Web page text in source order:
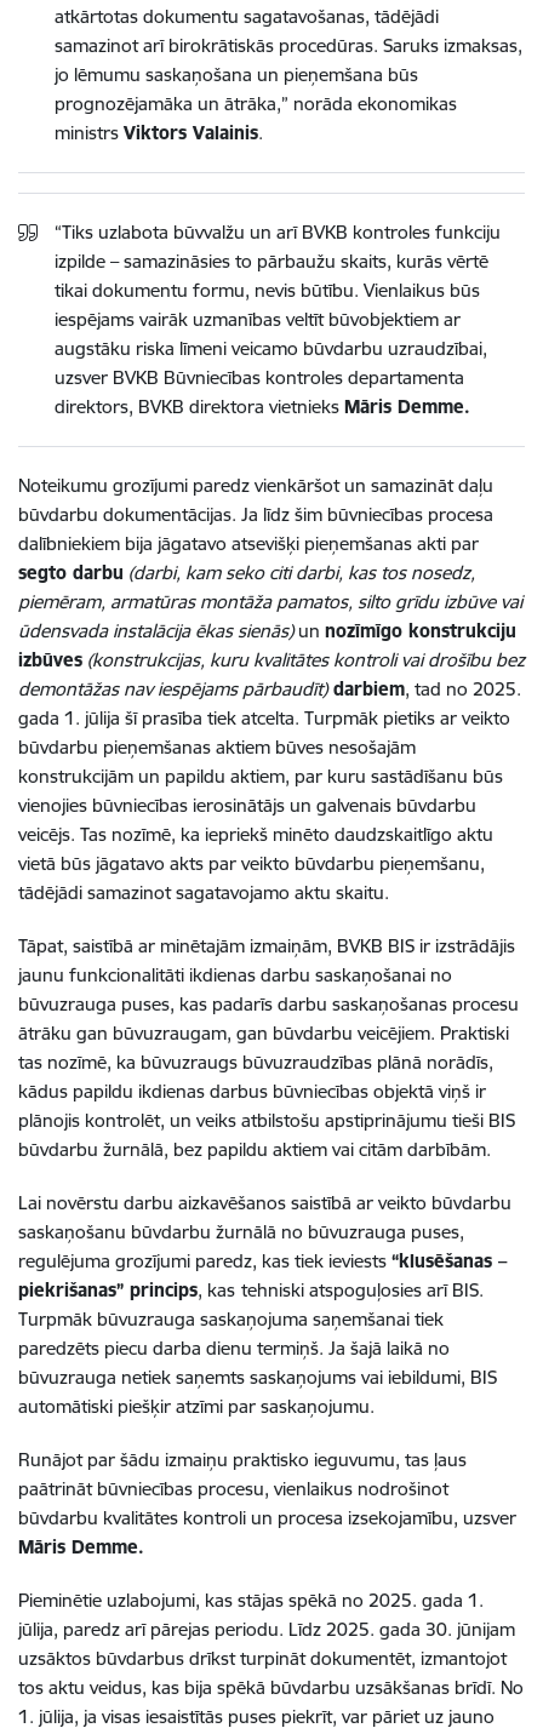
atkārtotas dokumentu sagatavošanas, tādējādi
samazinot arī birokrātiskās procedūras. Saruks izmaksas,
jo lēmumu saskaņošana un pieņemšana būs
prognozējamāka un ātrāka,” norāda ekonomikas
ministrs Viktors Valainis.
“Tiks uzlabota būvvalžu un arī BVKB kontroles funkciju
izpilde – samazināsies to pārbaužu skaits, kurās vērtē
tikai dokumentu formu, nevis būtību. Vienlaikus būs
iespējams vairāk uzmanības veltīt būvobjektiem ar
augstāku riska līmeni veicamo būvdarbu uzraudzībai,
uzsver BVKB Būvniecības kontroles departamenta
direktors, BVKB direktora vietnieks Māris Demme.
Noteikumu grozījumi paredz vienkāršot un samazināt daļu
būvdarbu dokumentācijas. Ja līdz šim būvniecības procesa
dalībniekiem bija jāgatavo atsevišķi pieņemšanas akti par
segto darbu (darbi, kam seko citi darbi, kas tos nosedz,
piemēram, armatūras montāža pamatos, silto grīdu izbūve vai
ūdensvada instalācija ēkas sienās)un nozīmīgo konstrukciju
izbūves (konstrukcijas, kuru kvalitātes kontroli vai drošību bez
demontāžas nav iespējams pārbaudīt) darbiem, tad no 2025.
gada 1. jūlija šī prasība tiek atcelta. Turpmāk pietiks ar veikto
būvdarbu pieņemšanas aktiem būves nesošajām
konstrukcijām un papildu aktiem, par kuru sastādīšanu būs
vienojies būvniecības ierosinātājs un galvenais būvdarbu
veicējs. Tas nozīmē, ka iepriekš minēto daudzskaitlīgo aktu
vietā būs jāgatavo akts par veikto būvdarbu pieņemšanu,
tādējādi samazinot sagatavojamo aktu skaitu.
Tāpat, saistībā ar minētajām izmaiņām, BVKB BIS ir izstrādājis
jaunu funkcionalitāti ikdienas darbu saskaņošanai no
būvuzrauga puses, kas padarīs darbu saskaņošanas procesu
ātrāku gan būvuzraugam, gan būvdarbu veicējiem. Praktiski
tas nozīmē, ka būvuzraugs būvuzraudzības plānā norādīs,
kādus papildu ikdienas darbus būvniecības objektā viņš ir
plānojis kontrolēt, un veiks atbilstošu apstiprinājumu tieši BIS
būvdarbu žurnālā, bez papildu aktiem vai citām darbībām.
Lai novērstu darbu aizkavēšanos saistībā ar veikto būvdarbu
saskaņošanu būvdarbu žurnālā no būvuzrauga puses,
regulējuma grozījumi paredz, kas tiek ieviests “klusēšanas –
piekrišanas” princips, kas tehniski atspoguļosies arī BIS.
Turpmāk būvuzrauga saskaņojuma saņemšanai tiek
paredzēts piecu darba dienu termiņš. Ja šajā laikā no
būvuzrauga netiek saņemts saskaņojums vai iebildumi, BIS
automātiski piešķir atzīmi par saskaņojumu.
Runājot par šādu izmaiņu praktisko ieguvumu, tas ļaus
paātrināt būvniecības procesu, vienlaikus nodrošinot
būvdarbu kvalitātes kontroli un procesa izsekojamību, uzsver
Māris Demme.
Pieminētie uzlabojumi, kas stājas spēkā no 2025. gada 1.
jūlija, paredz arī pārejas periodu. Līdz 2025. gada 30. jūnijam
uzsāktos būvdarbus drīkst turpināt dokumentēt, izmantojot
tos aktu veidus, kas bija spēkā būvdarbu uzsākšanas brīdī. No
1. jūlija, ja visas iesaistītās puses piekrīt, var pāriet uz jauno